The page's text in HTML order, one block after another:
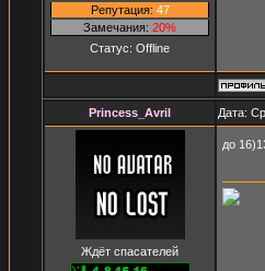
Репутация: 47
Замечания: 20%
Статус: Offline
Princess_Avril Дата:
Ждёт спасателей
до